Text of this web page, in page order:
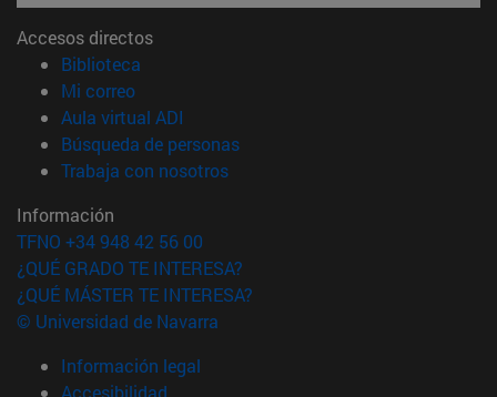
Accesos directos
Biblioteca
Mi correo(abre en nueva ventana)
Aula virtual ADI
Búsqueda de personas(abre en nueva ventana)
Trabaja con nosotros(abre en nueva ventana)
Información
TFNO +34 948 42 56 00
¿QUÉ GRADO TE INTERESA?
¿QUÉ MÁSTER TE INTERESA?
© Universidad de Navarra
Información legal
Accesibilidad